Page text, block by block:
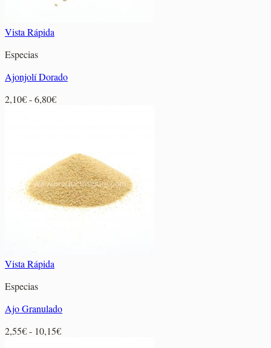
Vista Rápida
Especias
Ajonjolí Dorado
2,10€-6,80€Rango
hasta
6,80€
Vista Rápida
Especias
Ajo Granulado
2,55€- 10,15€Rango